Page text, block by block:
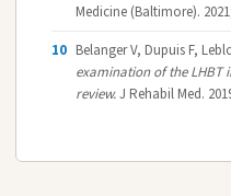
Medicine (Baltimore).
10 Belanger V, Dupuis F,
examination of the LHBT
review.J Rehabil Med.